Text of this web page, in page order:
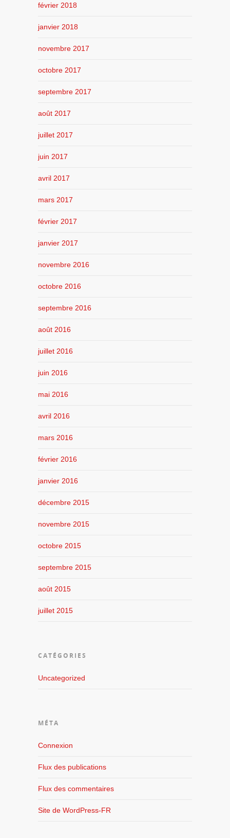
février 2018
janvier 2018
novembre 2017
octobre 2017
septembre 2017
août 2017
juillet 2017
juin 2017
avril 2017
mars 2017
février 2017
janvier 2017
novembre 2016
octobre 2016
septembre 2016
août 2016
juillet 2016
juin 2016
mai 2016
avril 2016
mars 2016
février 2016
janvier 2016
décembre 2015
novembre 2015
octobre 2015
septembre 2015
août 2015
juillet 2015
CATÉGORIES
Uncategorized
MÉTA
Connexion
Flux des publications
Flux des commentaires
Site de WordPress-FR